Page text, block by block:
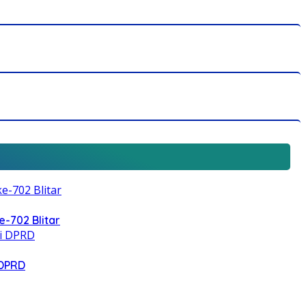
702 Blitar